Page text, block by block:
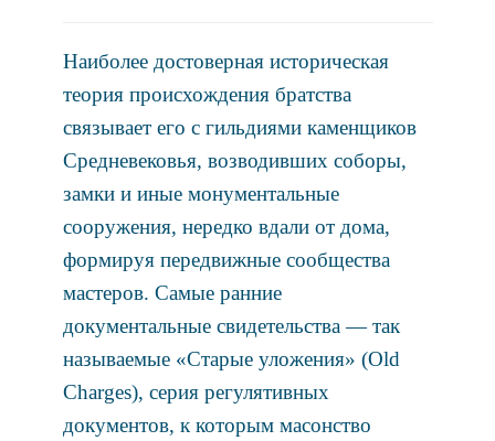
Наиболее достоверная историческая
теория происхождения братства
связывает его с гильдиями каменщиков
Средневековья, возводивших соборы,
замки и иные монументальные
сооружения, нередко вдали от дома,
формируя передвижные сообщества
мастеров. Самые ранние
документальные свидетельства — так
называемые «Старые уложения» (Old
Charges), серия регулятивных
документов, к которым масонство